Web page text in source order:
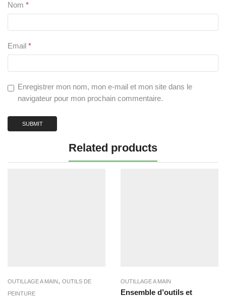
Nom *
Email *
Enregistrer mon nom, mon e-mail et mon site dans le
navigateur pour mon prochain commentaire.
Related products
OUTILLAGE A MAIN, OUTILS DE
PEINTURE
OUTILLAGE A MAIN
Ensemble d’outils et